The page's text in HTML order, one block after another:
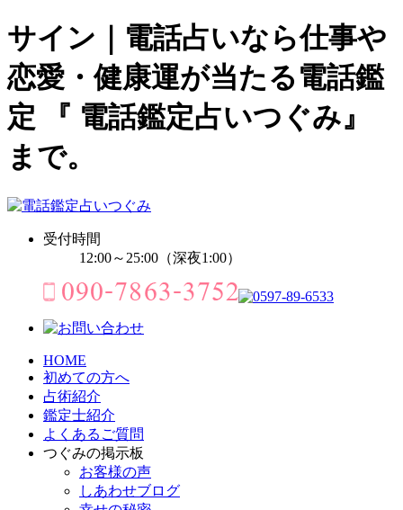
サイン｜電話占いなら仕事や
恋愛・健康運が当たる電話鑑
定 『 電話鑑定占いつぐみ』
まで。
受付時間
12:00～25:00（深夜1:00）
HOME
初めての方へ
占術紹介
鑑定士紹介
よくあるご質問
つぐみの掲示板
お客様の声
しあわせブログ